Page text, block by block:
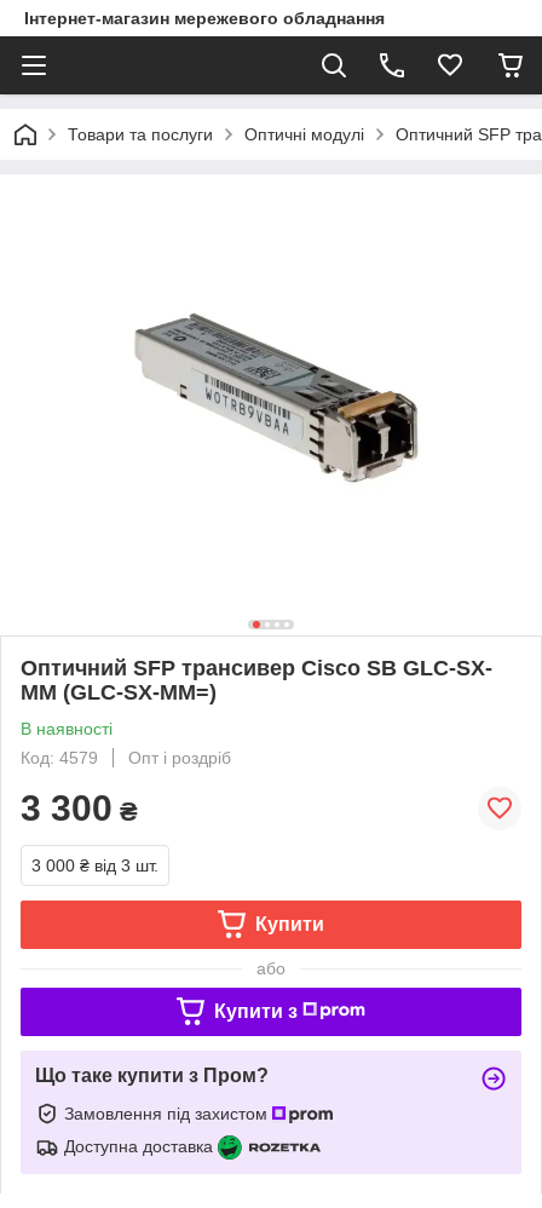
Інтернет-магазин мережевого обладнання
Товари та послуги Оптичні модулі Оптичний SFP
Оптичний SFP трансивер Cisco SB GLC-SX-
MM (GLC-SX-MM=)
В наявності
Код: 4579
Опт і роздріб
3 300 ₴
3 000 ₴ від 3 шт.
Купити
або
Купити з
Що таке купити з Пром?
Замовлення під захистом
Доступна доставка